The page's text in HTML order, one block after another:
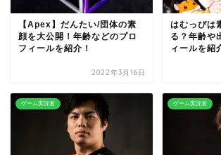
【Apex】だんたい/団体の素
顔を大公開！年齢などのプロ
フィールを紹介！
2022年3月16日
はむっぴは
る？年齢や
ィールを紹
ゲーム実況者 ゲーム実況者